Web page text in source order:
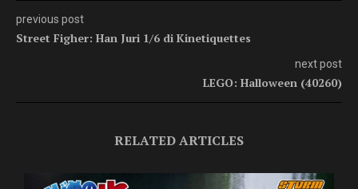
previous post
Street Figher: Han Juri 1/6 di Kinetiquettes
next post
LEGO: Halloween (40260)
RELATED ARTICLES